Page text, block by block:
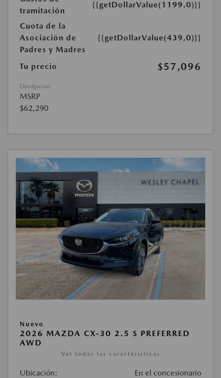
tramitación
{{getDollarValue(1199.0)}}
Cuota de la
Asociación de
Padres y Madres
{{getDollarValue(439,0)}}
Tu precio $57,096
Divulgación
MSRP
$62,290
Nuevo
2026 MAZDA CX-30 2.5 S PREFERRED
AWD
Ver todas las características
Ubicación: En el concesionario